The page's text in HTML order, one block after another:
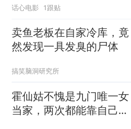
话心电影 1跟贴
卖鱼老板在自家冷库，竟
然发现一具发臭的尸体
搞笑脑洞研究所
霍仙姑不愧是九门唯一女
当家，两次都能靠自己逆